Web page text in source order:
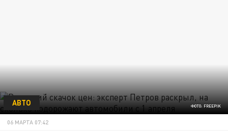
ФОТО: FREEPIK
АВТО
06 МАРТА 07:42